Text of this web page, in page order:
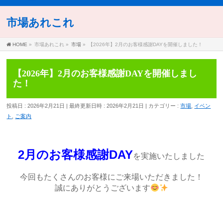
市場あれこれ
HOME » 市場あれこれ » 市場 » 【2026年】2月のお客様感謝DAYを開催しました！
【2026年】2月のお客様感謝DAYを開催しまし
た！
投稿日 : 2026年2月21日 最終更新日時 : 2026年2月21日 カテゴリー :市場 イベン
ト
ご案内
2月のお客様感謝DAYを実施いたしました
今回もたくさんのお客様にご来場いただきました！
誠にありがとうございます